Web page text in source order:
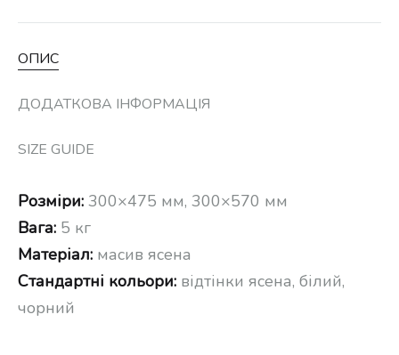
ОПИС
ДОДАТКОВА ІНФОРМАЦІЯ
SIZE GUIDE
Розміри: 300×475 мм, 300×570 мм
Вага: 5 кг
Матеріал: масив ясена
Стандартні кольори: відтінки ясена, білий,
чорний